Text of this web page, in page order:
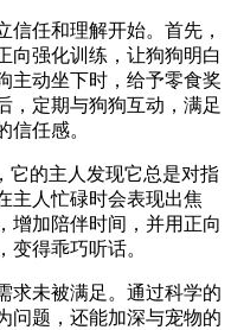
信任和理解开始。首先，
向强化训练，让狗狗明白
主动坐下时，给予零食奖
，定期与狗狗互动，满足
信任感。
它的主人发现它总是对指
主人忙碌时会表现出焦
增加陪伴时间，并用正向
得乖巧听话。
求未被满足。通过科学的
问题，还能加深与宠物的